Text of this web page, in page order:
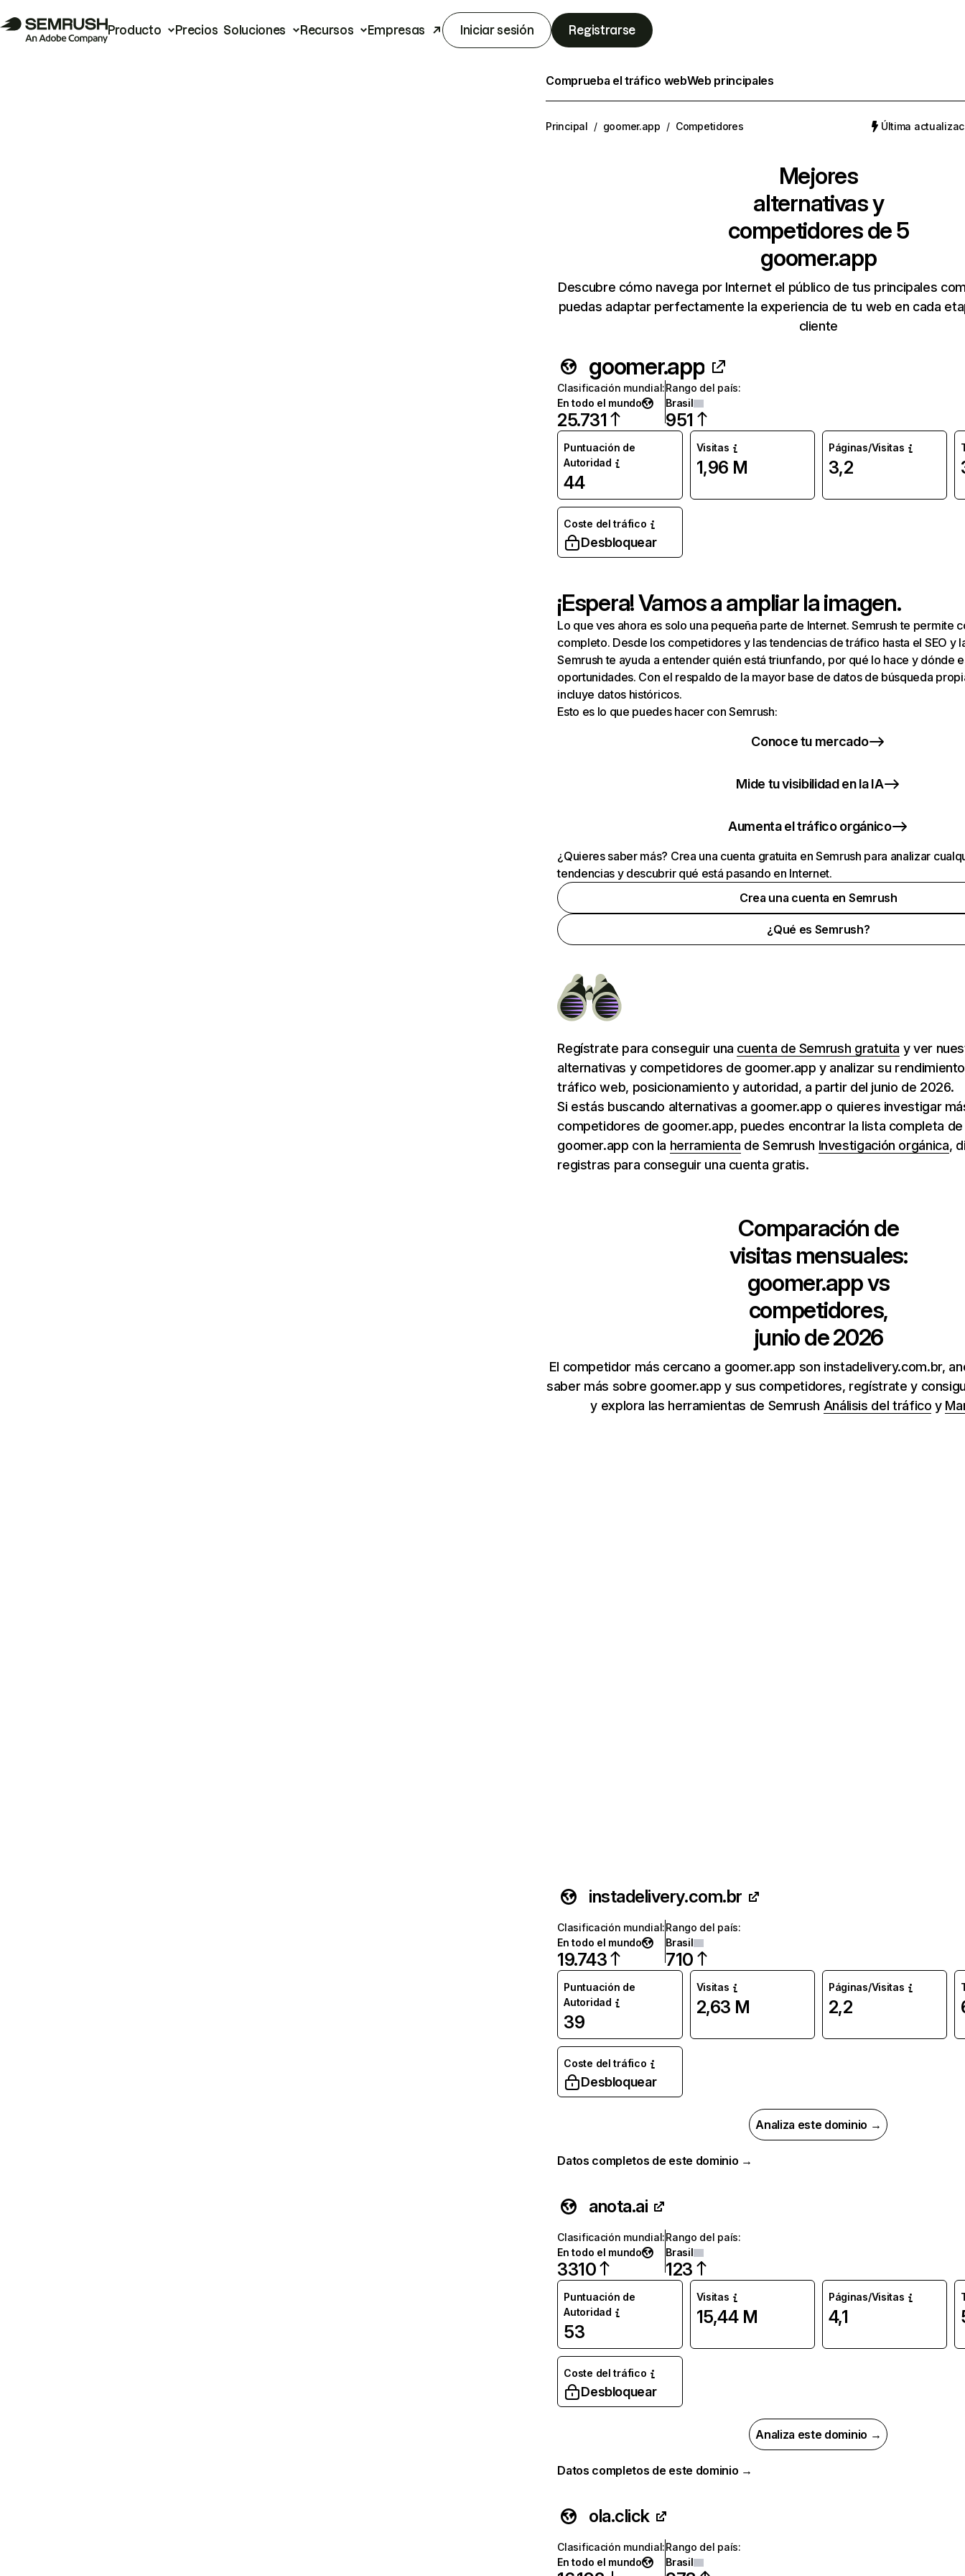
Producto Precios Soluciones Recursos Empresas Iniciar sesión Registrarse
Comprueba el tráfico webWeb principales
Principal / goomer.app / Competidores Última
Mejores
alternativas y
competidores de 5
goomer.app
Descubre cómo navega por Internet el público de tus principales
puedas adaptar perfectamente la experiencia de tu web en cada
cliente
goomer.app
Clasificación mundial:
En todo el mundo
25.731
Rango del país:
Brasil
951
Puntuación de
Autoridad
44
Visitas
1,96 M
Páginas/Visitas
3,2
Coste del tráfico
Desbloquear
¡Espera! Vamos a ampliar la imagen.
Lo que ves ahora es solo una pequeña parte de Internet. Semrush te permite
completo. Desde los competidores y las tendencias de tráfico hasta el SEO y
Semrush te ayuda a entender quién está triunfando, por qué lo hace y dónde
oportunidades. Con el respaldo de la mayor base de datos de búsqueda
incluye datos históricos.
Esto es lo que puedes hacer con Semrush:
Conoce tu mercado
Mide tu visibilidad en la IA
Aumenta el tráfico orgánico
¿Quieres saber más? Crea una cuenta gratuita en Semrush para analizar
tendencias y descubrir qué está pasando en Internet.
Crea una cuenta en Semrush
¿Qué es Semrush?
Regístrate para conseguir una cuenta de Semrush gratuita y ver
alternativas y competidores de goomer.app y analizar su
tráfico web, posicionamiento y autoridad, a partir del junio de 2026.
Si estás buscando alternativas a goomer.app o quieres investigar
competidores de goomer.app, puedes encontrar la lista completa
goomer.app con la herramienta de Semrush Investigación orgánica,
registras para conseguir una cuenta gratis.
Comparación de
visitas mensuales:
goomer.appvs
competidores,
junio de 2026
El competidor más cercano a goomer.app son instadelivery.com.br,
saber más sobre goomer.app y sus competidores, regístrate y
y explora las herramientas de Semrush Análisis del tráfico y
instadelivery.com.br
Clasificación mundial:
En todo el mundo
19.743
Rango del país:
Brasil
710
Puntuación de
Autoridad
39
Visitas
2,63 M
Páginas/Visitas
2,2
Coste del tráfico
Desbloquear
Analiza este dominio →
Datos completos de este dominio →
anota.ai
Clasificación mundial:
En todo el mundo
3310
Rango del país:
Brasil
123
Puntuación de
Autoridad
53
Visitas
15,44 M
Páginas/Visitas
4,1
Coste del tráfico
Desbloquear
Analiza este dominio →
Datos completos de este dominio →
ola.click
Clasificación mundial:
En todo el mundo
Rango del país:
Brasil